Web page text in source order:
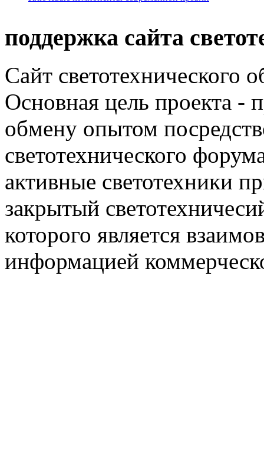
поддержка сайта
Сайт светотехнического
Основная цель проекта -
обмену опытом
светотехнического
активные светотехники
закрытый
которого является
информацией